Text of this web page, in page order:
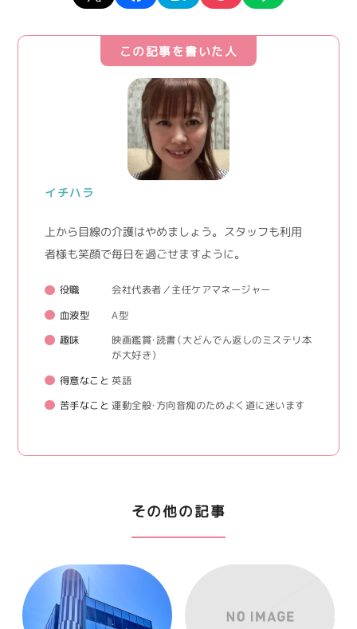
この記事を書いた人
イチハラ
上から目線の介護はやめましょう。 スタッフも利用
者様も笑顔で毎日を過ごせますように。
役職 会社代表者／主任ケアマネージャー
血液型 A型
趣味
映画鑑賞・読書（大どんでん返しのミステリ本
が大好き）
得意なこと 英語
苦手なこと 運動全般・方向音痴のためよく道に迷います
その他の記事